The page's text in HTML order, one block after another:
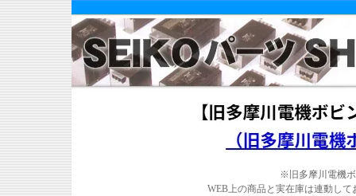
※旧多摩川電機
WEB上の商品と実在庫は連動し